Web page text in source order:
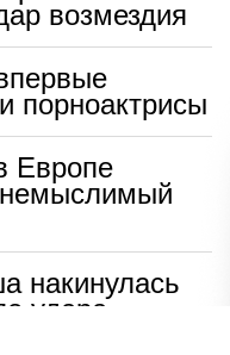
возмездия
порноактрисы
Европе
немыслимый
накинулась
удара